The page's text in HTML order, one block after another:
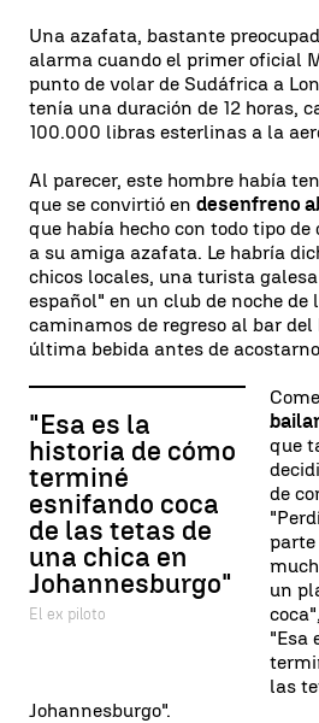
Una azafata, bastante
alarma cuando el primer oficial
punto de volar de Sudáfrica a
tenía una duración de 12 horas,
100.000 libras esterlinas a la
Al parecer, este hombre había
que se convirtió en desenfreno
que había hecho con todo tipo
a su amiga azafata. Le habría
chicos locales, una turista
español" en un club de noche de
caminamos de regreso al bar
última bebida antes de
"Esa es la
historia de cómo
terminé
esnifando coca
de las tetas de
una chica en
Johannesburgo"
El ex piloto
que
de
parte
un
"Esa
las
Johannesburgo".